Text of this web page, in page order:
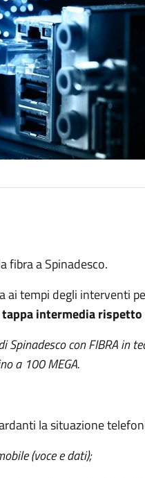
fibra a Spinadesco.
ai tempi degli interventi
intermedia rispetto
con FIBRA in
a 100 MEGA.
la situazione
(voce e dati);